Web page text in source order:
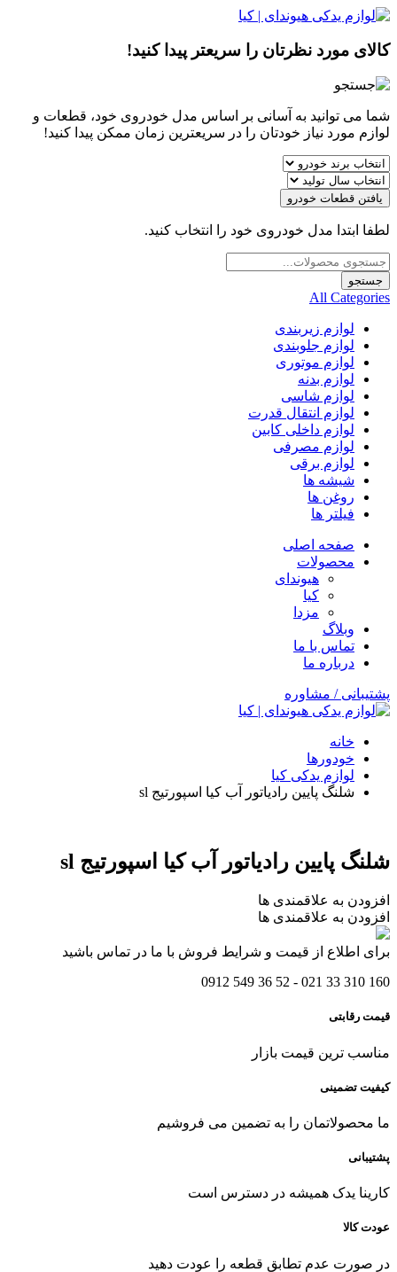
کالای مورد نظرتان را سریعتر پیدا کنید!
شما می توانید به آسانی بر اساس مدل خودروی خود، قطعات و
لوازم مورد نیاز خودتان را در سریعترین زمان ممکن پیدا کنید!
یافتن قطعات خودرو
لطفا ابتدا مدل خودروی خود را انتخاب کنید.
Products
search
جستجو
All Categories
لوازم زیربندی
لوازم جلوبندی
لوازم موتوری
لوازم بدنه
لوازم شاسی
لوازم انتقال قدرت
لوازم داخلی کابین
لوازم مصرفی
لوازم برقی
شیشه ها
روغن ها
فیلتر ها
صفحه اصلی
محصولات
هیوندای
کیا
مزدا
وبلاگ
تماس با ما
درباره ما
پشتیبانی / مشاوره
خانه
خودورها
لوازم یدکی کیا
شلنگ پایین رادیاتور آب کیا اسپورتیج sl
شلنگ پایین رادیاتور آب کیا اسپورتیج sl
افزودن به علاقمندی ها
افزودن به علاقمندی ها
برای اطلاع از قیمت و شرایط فروش با ما در تماس باشید
160 310 33 021 - 52 36 549 0912
قیمت رقابتی
مناسب ترین قیمت بازار
کیفیت تضمینی
ما محصولاتمان را به تضمین می فروشیم
پشتیبانی
کارینا یدک همیشه در دسترس است
عودت کالا
در صورت عدم تطابق قطعه را عودت دهید